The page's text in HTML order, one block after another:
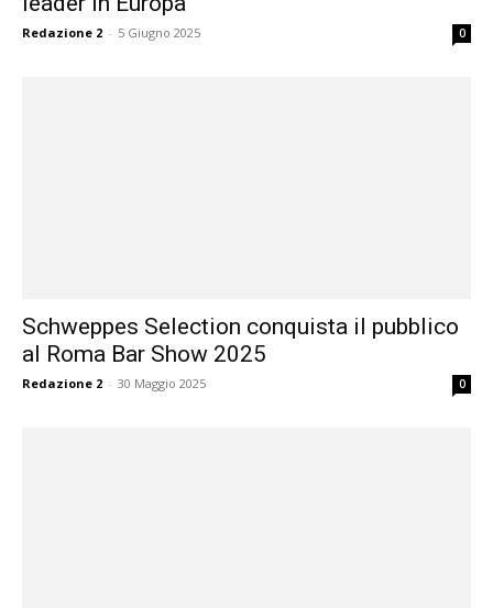
Redazione 2 - 5 Giugno 2025 0
Schweppes Selection conquista il pubblico
al Roma Bar Show 2025
Redazione 2 - 30 Maggio 2025 0